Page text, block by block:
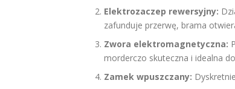
Elektrozaczep rewersyjny:
zafunduje przerwę, brama
Zwora elektromagnetyczna:
morderczo skuteczna i idealna
Zamek wpuszczany: